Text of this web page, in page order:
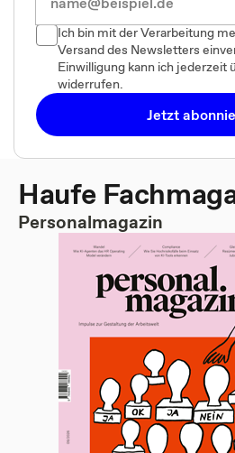
Ich bin mit der Verarbeitung
Versand des Newsletters
Einwilligung kann ich jederzeit
widerrufen.
Jetzt
Haufe
Personalmagazin